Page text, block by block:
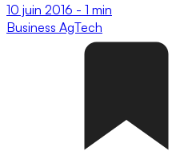
10 juin 2016 - 1 min
Business AgTech